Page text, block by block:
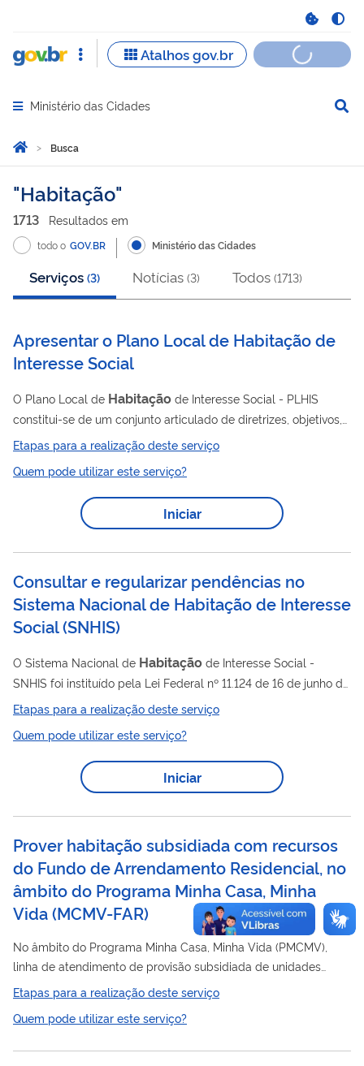
Abrir menu principal de navegação
Ministério das Cidades
Você está aqui:
Página Inicial
Busca
Busca
Habitação
1713 Resultados em
todo o GOV.BR Ministério das Cidades
Serviços (3) Notícias (3) Todos (1713)
Apresentar o Plano Local de Habitação de
Interesse Social
O Plano Local de Habitação de Interesse Social - PLHIS
constitui-se de um conjunto articulado de diretrizes, objetivos,
metas, ações e indicadores que caracterizam os instrumentos
de planejamento e gestão habitacionais. É a partir de sua
elaboração que municípios e estados consolidam, em nível
local, a Política Nacional deHabitação, de forma participativa
e compatível com outros instrumentos de planejamento local,
Plurianuais Locais....
Etapas para a realização deste serviço
Quem pode utilizar este serviço?
Iniciar
Consultar e regularizar pendências no
Sistema Nacional de Habitação de Interesse
Social(SNHIS)
O Sistema Nacional de Habitação de Interesse Social -
SNHIS foi instituído pela Lei Federal nº 11.124 de 16 de junho de
2005 e tem como objetivo principal implementar políticas e
programas que promovam o acesso à moradia digna para a
população de mais baixa renda, que compõe a quase
totalidade do déficit habitacional do País. A sua adesão é
voluntária e esse Sistema de funcionamento interfederativo, de
planejamento. A regularidade do...
Etapas para a realização deste serviço
Quem pode utilizar este serviço?
Iniciar
Prover habitação subsidiada com recursos
do Fundo de Arrendamento Residencial, no
âmbito do Programa Minha Casa, Minha
Vida(MCMV-FAR)
No âmbito do Programa Minha Casa, Minha Vida (PMCMV),
linha de atendimento de provisão subsidiada de unidades
habitacionais novas em áreas urbanas com recursos do Fundo
de Arrendamento Residencial (MCMV-FAR), o governo federal
oferece a possibilidade para que empresas do setor da
Etapas para a realização deste serviço
Quem pode utilizar este serviço?